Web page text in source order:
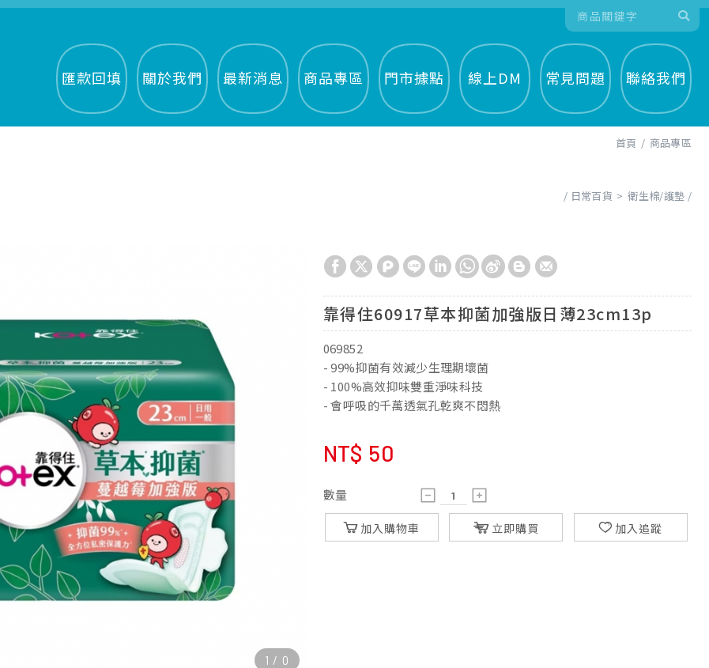
匯款回填 關於我們 最新消息 商品專區 門市據點 線上DM 常見問題 聯絡我們
首頁 商品專區
日常百貨 衛生棉/護墊
靠得住60917草本抑菌加強版日薄23cm13p
069852
- 99%抑菌有效減少生理期壞菌
- 100%高效抑味雙重淨味科技
- 會呼吸的千萬透氣孔乾爽不悶熱
NT$ 50
數量
加入購物車 立即購買 加入追蹤
1 / 0